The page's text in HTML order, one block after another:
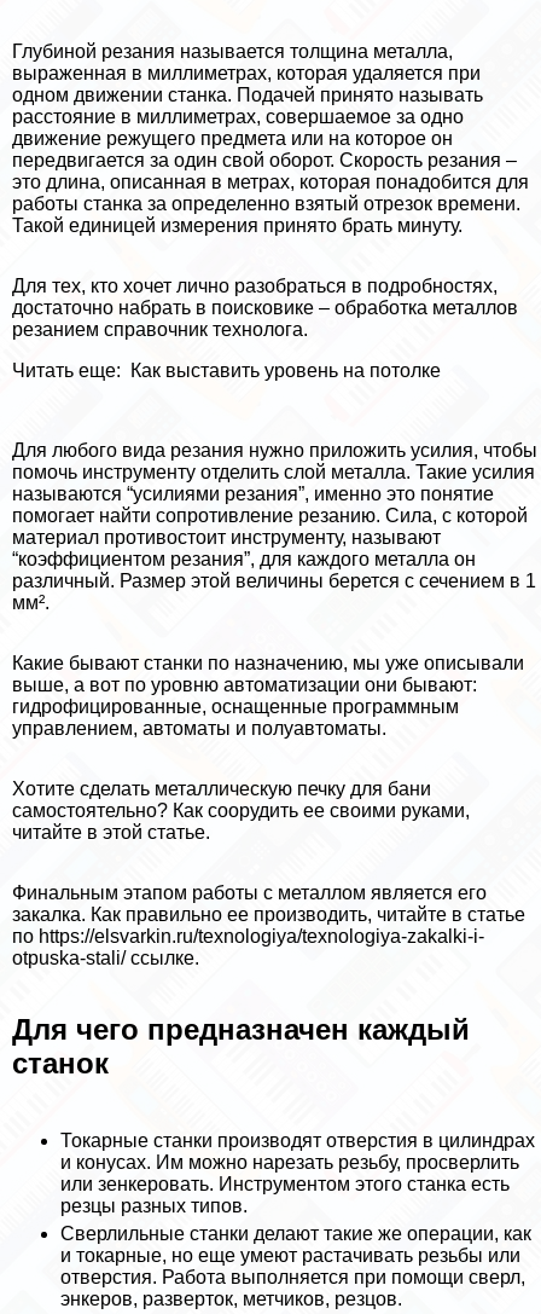
Глубиной резания называется толщина металла,
выраженная в миллиметрах, которая удаляется при
одном движении станка. Подачей принято называть
расстояние в миллиметрах, совершаемое за одно
движение режущего предмета или на которое он
передвигается за один свой оборот. Скорость резания –
это длина, описанная в метрах, которая понадобится для
работы станка за определенно взятый отрезок времени.
Такой единицей измерения принято брать минуту.
Для тех, кто хочет лично разобраться в подробностях,
достаточно набрать в поисковике – обработка металлов
резанием справочник технолога.
Читать еще:
Как выставить уровень на потолке
Для любого вида резания нужно приложить усилия, чтобы
помочь инструменту отделить слой металла. Такие усилия
называются “усилиями резания”, именно это понятие
помогает найти сопротивление резанию. Сила, с которой
материал противостоит инструменту, называют
“коэффициентом резания”, для каждого металла он
различный. Размер этой величины берется с сечением в 1
мм².
Какие бывают станки по назначению, мы уже описывали
выше, а вот по уровню автоматизации они бывают:
гидрофицированные, оснащенные программным
управлением, автоматы и полуавтоматы.
Хотите сделать металлическую печку для бани
самостоятельно? Как соорудить ее своими руками,
читайте в этой статье.
Финальным этапом работы с металлом является его
закалка. Как правильно ее производить, читайте в статье
по https://elsvarkin.ru/texnologiya/texnologiya-zakalki-i-
otpuska-stali/ ссылке.
Для чего предназначен каждый
станок
Токарные станки производят отверстия в цилиндрах
и конусах. Им можно нарезать резьбу, просверлить
или зенкеровать. Инструментом этого станка есть
резцы разных типов.
Сверлильные станки делают такие же операции, как
и токарные, но еще умеют растачивать резьбы или
отверстия. Работа выполняется при помощи сверл,
энкеров, разверток, метчиков, резцов.